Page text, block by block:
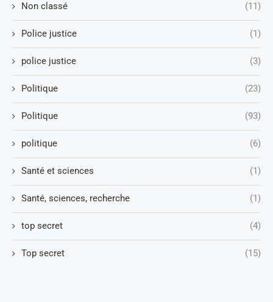
Non classé (11)
Police justice (1)
police justice (3)
Politique (23)
Politique (93)
politique (6)
Santé et sciences (1)
Santé, sciences, recherche (1)
top secret (4)
Top secret (15)